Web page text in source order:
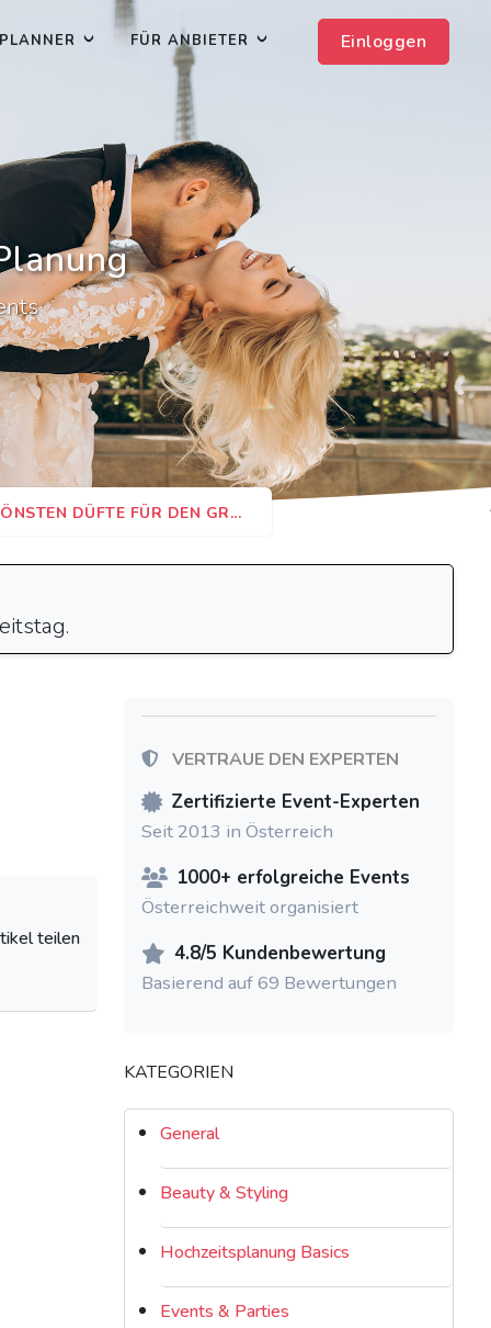
Einloggen
FÜR ANBIETER
DÜFTE FÜR DEN GR...
teilen
VERTRAUE DEN EXPERTEN
Zertifizierte Event-Experten
Seit 2013 in Österreich
1000+ erfolgreiche Events
Österreichweit organisiert
4.8/5 Kundenbewertung
Basierend auf 69 Bewertungen
KATEGORIEN
General
Beauty & Styling
Hochzeitsplanung Basics
Events & Parties